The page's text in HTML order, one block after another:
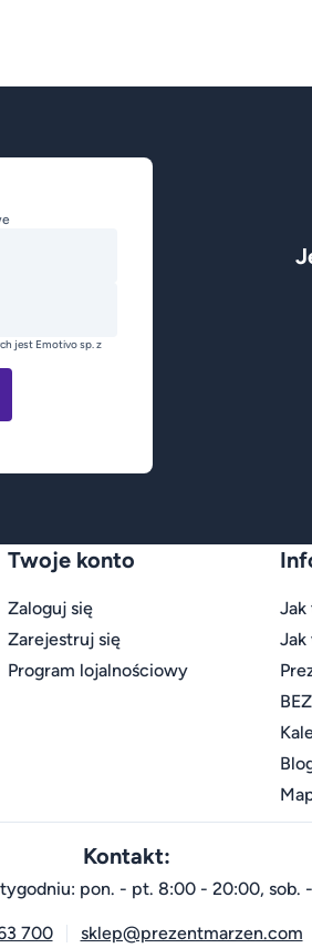
jest Emotivo sp. z
Twoje konto
Zaloguj się
Zarejestruj się
Program lojalnościowy
Jak
Jak
Kontakt:
pon. - pt. 8:00 - 20:00, sob.
700 sklep@prezentmarzen.com